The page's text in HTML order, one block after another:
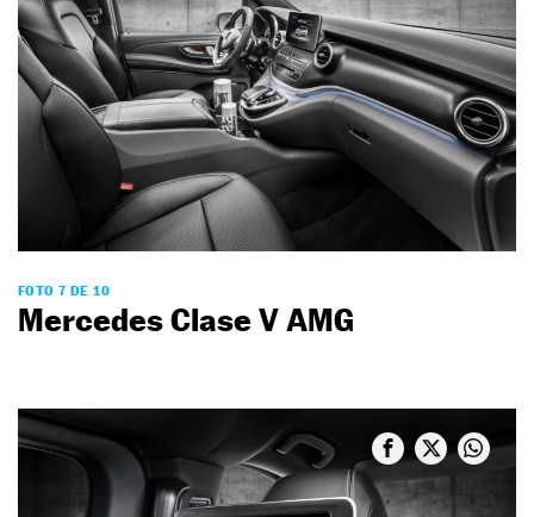
FOTO 7 DE 10
Mercedes Clase V AMG